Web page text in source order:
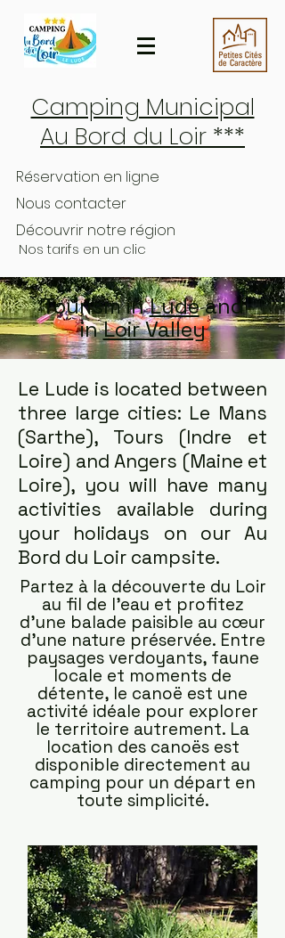
Camping Municipal
Au Bord du Loir ***
Réservation en ligne
Nous contacter
Nos tarifs en un clic
Découvrir notre région
Tourism inLudeand
inLoir Valley
Le Lude is located between
three large cities: Le Mans
(Sarthe), Tours (Indre et
Loire) and Angers (Maine et
Loire), you will have many
activities available during
your holidays on our Au
Bord du Loir campsite.
​Partez à la découverte du Loir
au fil de l’eau et profitez
d’une balade paisible au cœur
d’une nature préservée. Entre
paysages verdoyants, faune
locale et moments de
détente, le canoë est une
activité idéale pour explorer
le territoire autrement. La
location des canoës est
disponible directement au
camping pour un départ en
toute simplicité.